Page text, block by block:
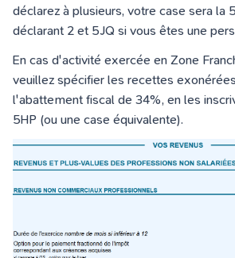
déclarez à plusieurs, votre case sera la
déclarant 2 et 5JQ si vous êtes une
En cas d'activité exercée en Zone
veuillez spécifier les recettes
l'abattement fiscal de 34%, en les
5HP (ou une case équivalente).